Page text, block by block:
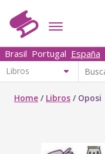
Brasil Portugal España
Home / Libros / Oposi